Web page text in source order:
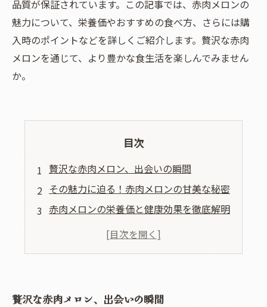
品質が保証されています。この記事では、赤肉メロンの
魅力について、栄養価やおすすめの食べ方、さらには購
入時のポイントなどを詳しくご紹介します。贅沢な赤肉
メロンを通じて、より豊かな食生活を楽しんでみません
か。
目次
贅沢な赤肉メロン、出会いの瞬間
その魅力に迫る！赤肉メロンの甘美な秘密
赤肉メロンの栄養価と健康効果を徹底解明
特別な日のための赤肉メロンの楽しみ方
贅沢な赤肉メロン、出会いの瞬間